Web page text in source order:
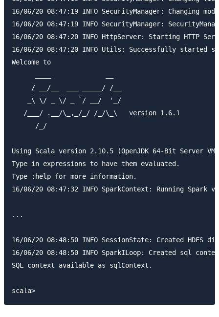
16/06/20 08:47:19 INFO SecurityManager: Changing
16/06/20 08:47:19 INFO SecurityManager:
16/06/20 08:47:20 INFO HttpServer: Starting HTTP
16/06/20 08:47:20 INFO Utils: Successfully started
Welcome to
     / __/__  ___ _____/ /__
    _\ \/ _ \/ _ `/ __/  '_/
   /___/ .__/\_,_/_/ /_/\_\   version 1.6.1
      /_/
Using Scala version 2.10.5 (OpenJDK 64-Bit Server
Type in expressions to have them evaluated.
Type :help for more information.
16/06/20 08:47:32 INFO SparkContext: Running Spark
...
16/06/20 08:48:50 INFO SessionState: Created HDFS
16/06/20 08:48:50 INFO SparkILoop: Created sql
SQL context available as sqlContext.